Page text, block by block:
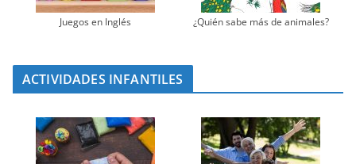
Juegos en Inglés ¿Quién sabe más de animales?
ACTIVIDADES INFANTILES